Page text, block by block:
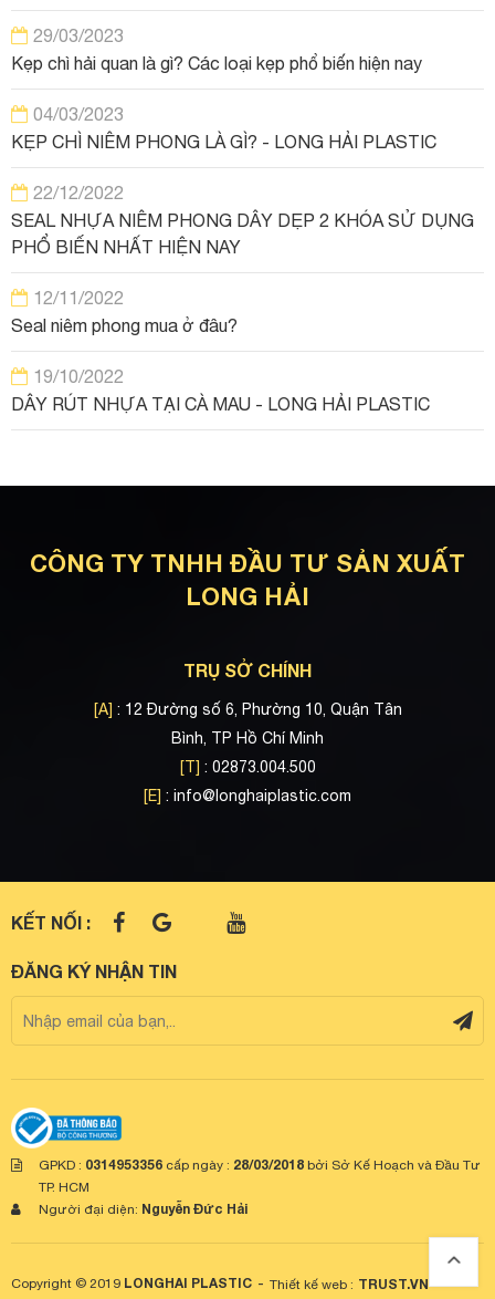
Kẹp chì hải quan là gì? Các loại kẹp phổ biến hiện nay
29/03/2023
KẸP CHÌ NIÊM PHONG LÀ GÌ? - LONG HẢI PLASTIC
04/03/2023
SEAL NHỰA NIÊM PHONG DÂY DẸP 2 KHÓA SỬ DỤNG
PHỔ BIẾN NHẤT HIỆN NAY
22/12/2022
Seal niêm phong mua ở đâu?
12/11/2022
DÂY RÚT NHỰA TẠI CÀ MAU - LONG HẢI PLASTIC
19/10/2022
CÔNG TY TNHH ĐẦU TƯ SẢN XUẤT
LONG HẢI
TRỤ SỞ CHÍNH
[A] : 12 Đường số 6, Phường 10, Quận Tân
Bình, TP Hồ Chí Minh
[T] : 02873.004.500
[E] : info@longhaiplastic.com
KẾT NỐI :
ĐĂNG KÝ NHẬN TIN
GPKD : 0314953356 cấp ngày : 28/03/2018 bởi Sở Kế Hoạch và Đầu Tư
TP. HCM
Người đại diện: Nguyễn Đức Hải
Copyright © 2019 LONGHAI PLASTIC - Thiết kế web : TRUST.VN